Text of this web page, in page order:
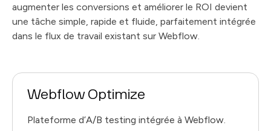
augmenter les conversions et améliorer le ROI devient
une tâche simple, rapide et fluide, parfaitement intégrée
dans le flux de travail existant sur Webflow.
Webflow Optimize
Plateforme d’A/B testing intégrée à Webflow.